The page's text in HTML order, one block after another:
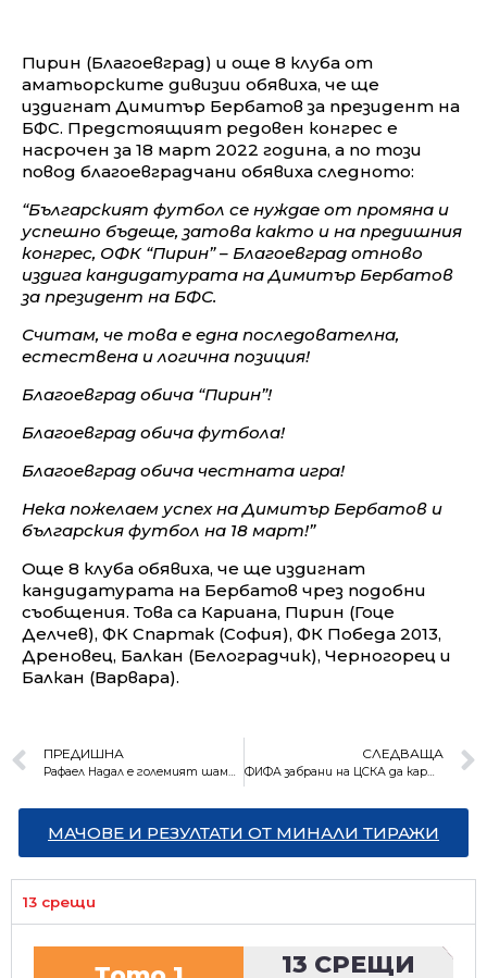
Пирин (Благоевград) и още 8 клуба от
аматьорските дивизии обявиха, че ще
издигнат Димитър Бербатов за президент на
БФС. Предстоящият редовен конгрес е
насрочен за 18 март 2022 година, а по този
повод благоевградчани обявиха следното:
“Българският футбол се нуждае от промяна и
успешно бъдеще, затова както и на предишния
конгрес, ОФК “Пирин” – Благоевград отново
издига кандидатурата на Димитър Бербатов
за президент на БФС.
Считам, че това е една последователна,
естествена и логична позиция!
Благоевград обича “Пирин”!
Благоевград обича футбола!
Благоевград обича честната игра!
Нека пожелаем успех на Димитър Бербатов и
българския футбол на 18 март!”
Още 8 клуба обявиха, че ще издигнат
кандидатурата на Бербатов чрез подобни
съобщения. Това са Кариана, Пирин (Гоце
Делчев), ФК Спартак (София), ФК Победа 2013,
Дреновец, Балкан (Белоградчик), Черногорец и
Балкан (Варвара).
ПРЕДИШНА
Рафаел Надал е големият шампион от Australian Open
СЛЕДВАЩА
ФИФА забрани на ЦСКА да картотекира играчи
МАЧОВЕ И РЕЗУЛТАТИ ОТ МИНАЛИ ТИРАЖИ
13 срещи
13 СРЕЩИ